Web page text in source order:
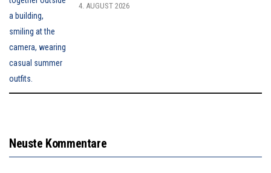
4. AUGUST 2026
Neuste Kommentare